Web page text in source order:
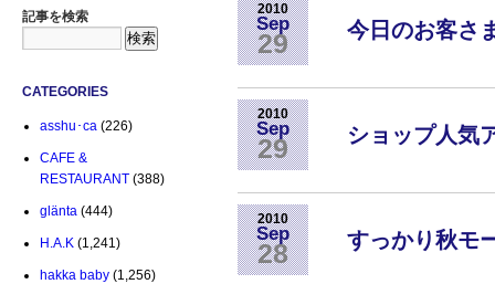
記事を検索
CATEGORIES
asshu･ca (226)
CAFE &
RESTAURANT (388)
glänta (444)
H.A.K (1,241)
hakka baby (1,256)
2010
Sep
29 今日のお客さ
2010
Sep
29 ショップ人気
2010
Sep
28 すっかり秋モ